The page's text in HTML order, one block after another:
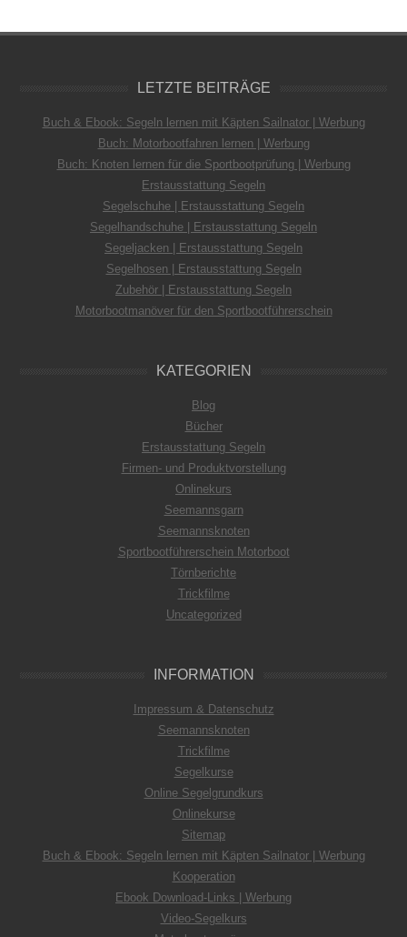
LETZTE BEITRÄGE
Buch & Ebook: Segeln lernen mit Käpten Sailnator | Werbung
Buch: Motorbootfahren lernen | Werbung
Buch: Knoten lernen für die Sportbootprüfung | Werbung
Erstausstattung Segeln
Segelschuhe | Erstausstattung Segeln
Segelhandschuhe | Erstausstattung Segeln
Segeljacken | Erstausstattung Segeln
Segelhosen | Erstausstattung Segeln
Zubehör | Erstausstattung Segeln
Motorbootmanöver für den Sportbootführerschein
KATEGORIEN
Blog
Bücher
Erstausstattung Segeln
Firmen- und Produktvorstellung
Onlinekurs
Seemannsgarn
Seemannsknoten
Sportbootführerschein Motorboot
Törnberichte
Trickfilme
Uncategorized
INFORMATION
Impressum & Datenschutz
Seemannsknoten
Trickfilme
Segelkurse
Online Segelgrundkurs
Onlinekurse
Sitemap
Buch & Ebook: Segeln lernen mit Käpten Sailnator | Werbung
Kooperation
Ebook Download-Links | Werbung
Video-Segelkurs